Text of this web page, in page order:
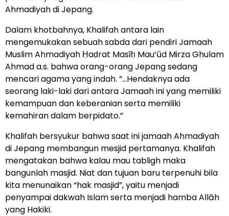
Ahmadiyah di Jepang.
Dalam khotbahnya, Khalifah antara lain
mengemukakan sebuah sabda dari pendiri Jamaah
Muslim Ahmadiyah Ḥaḍrat Masīḥ Mau‘ūd Mirza Ghulam
Ahmad a.s. bahwa orang-orang Jepang sedang
mencari agama yang indah. “…Hendaknya ada
seorang laki-laki dari antara Jamaah ini yang memiliki
kemampuan dan keberanian serta memiliki
kemahiran dalam berpidato.”
Khalifah bersyukur bahwa saat ini jamaah Ahmadiyah
di Jepang membangun mesjid pertamanya. Khalifah
mengatakan bahwa kalau mau tabligh maka
bangunlah masjid. Niat dan tujuan baru terpenuhi bila
kita menunaikan “hak masjid”, yaitu menjadi
penyampai dakwah Islam serta menjadi hamba Allāh
yang Hakiki.